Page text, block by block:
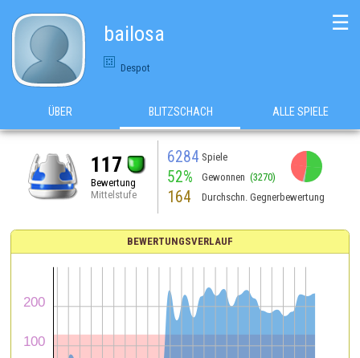
bailosa
Despot
☰
ÜBER BLITZSCHACH ALLE SPIELE
117
Bewertung
Mittelstufe
6284 Spiele
52% Gewonnen (3270)
164 Durchschn. Gegnerbewertung
BEWERTUNGSVERLAUF